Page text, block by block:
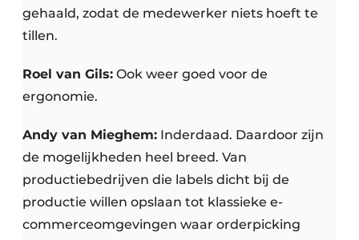
gehaald, zodat de medewerker niets hoeft te
tillen.
Roel van Gils: Ook weer goed voor de
ergonomie.
Andy van Mieghem: Inderdaad. Daardoor zijn
de mogelijkheden heel breed. Van
productiebedrijven die labels dicht bij de
productie willen opslaan tot klassieke e-
commerceomgevingen waar orderpicking